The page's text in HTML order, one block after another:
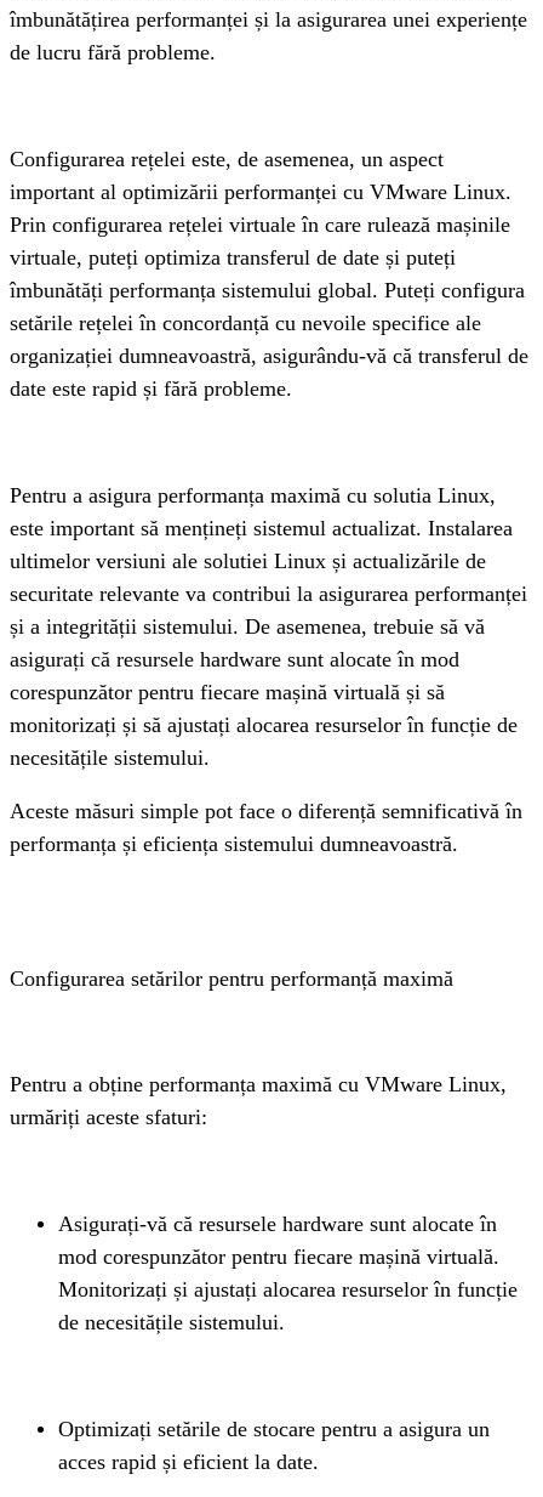
îmbunătățirea performanței și la asigurarea unei experiențe
de lucru fără probleme.
Configurarea rețelei este, de asemenea, un aspect
important al optimizării performanței cu VMware Linux.
Prin configurarea rețelei virtuale în care rulează mașinile
virtuale, puteți optimiza transferul de date și puteți
îmbunătăți performanța sistemului global. Puteți configura
setările rețelei în concordanță cu nevoile specifice ale
organizației dumneavoastră, asigurându-vă că transferul de
date este rapid și fără probleme.
Pentru a asigura performanța maximă cu solutia Linux,
este important să mențineți sistemul actualizat. Instalarea
ultimelor versiuni ale solutiei Linux și actualizările de
securitate relevante va contribui la asigurarea performanței
și a integrității sistemului. De asemenea, trebuie să vă
asigurați că resursele hardware sunt alocate în mod
corespunzător pentru fiecare mașină virtuală și să
monitorizați și să ajustați alocarea resurselor în funcție de
necesitățile sistemului.
Aceste măsuri simple pot face o diferență semnificativă în
performanța și eficiența sistemului dumneavoastră.
Configurarea setărilor pentru performanță maximă
Pentru a obține performanța maximă cu VMware Linux,
urmăriți aceste sfaturi:
Asigurați-vă că resursele hardware sunt alocate în
mod corespunzător pentru fiecare mașină virtuală.
Monitorizați și ajustați alocarea resurselor în funcție
de necesitățile sistemului.
Optimizați setările de stocare pentru a asigura un
acces rapid și eficient la date.